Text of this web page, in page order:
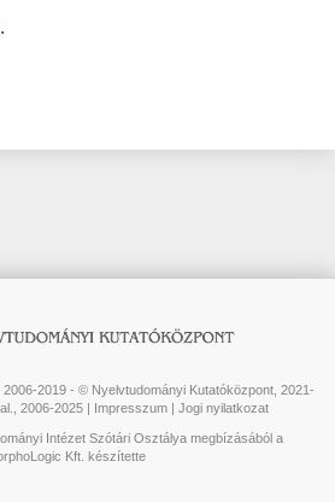
2019 - © Nyelvtudományi Kutatóközpont, 2021-
2006-2025 | Impresszum| Jogi nyilatkozat
Intézet Szótári Osztálya megbízásából a
Kft. készítette